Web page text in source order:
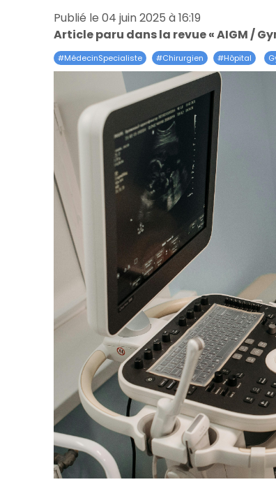
Publié le 04 juin 2025 à 16:19
Article paru dans la revue « AIGM /
#MédecinSpecialiste #Chirurgien #Hôpital